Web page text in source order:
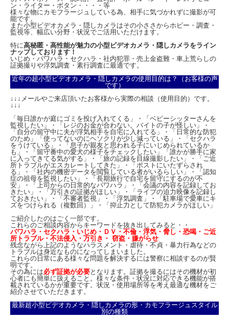
ン・ライター・ボタン・・・・等
様々な物にカモフラージュしている為、相手に気づかれずに撮影が可
能です。
また小型ビデオカメラ・隠しカメラはその小ささからホビー・調査・
監視等、幅広い分野・状況でご活用いただけます。
特に高秘匿・高性能が魅力の小型ビデオカメラ・隠しカメラをライン
ナップしております！
いじめ・パワハラ・セクハラ・社内犯罪・売上金盗難・車上荒らしの
証拠撮りや浮気調査・素行調査に最適です。
近年の超小型ビデオカメラ・隠しカメラの使用目的は？（お客様の声
です）
↓↓↓メールやご来店頂いたお客様から実際の相談（使用目的）です。
↓↓↓
「毎日誰かが庭にゴミを投げ入れてくる」・「ベビーシッターさんを
監視したい」・「レジのお金が合わない。バイトの子が怪しい」・
「自分の留守中に夫が浮気相手を自宅に入れてる」・「日常的な防犯
のため」「使ってないのにヘソクリが少し減っている」・「セクハラ
をうけている」・「息子が親友と思われる子にいじめられているか
も」・「留守番中の愛犬の様子をチェックしたい」「誰かが勝手に家
に入ってきてる気がする」・「旅の記録を目線撮影したい」・「ご近
所トラブルがエスカレートしてきた」・「ポストにいたずらされ
る」・「社内の機密データを閲覧している者がいるらしい」・「認知
症の祖母を監視したい」・「長期旅行で自宅を留守にするのが不
安」・「上司からの日常的なパワハラ」・「会議の内容を記録してお
きたい」・「万引きの証拠がほしい」・「ライブの迫力映像を記録し
ておきたい」・「不審者監視」・「浮気調査」・「駐車場で愛車にキ
ズをつけられる（複数回）」・「抑止力として防犯カメラがほしい」
ご紹介したのはごく一部です。
これらのご相談内容からキーワードを抜き出してみると・・
パワハラ・セクハラ・いじめ・ＤＶ・不倫・浮気・脅し・恐喝・ご近
所トラブル・不法侵入・万引き・ 窃盗・嫌がらせ
残念ながら上記のようなハラスメント・虐待・不貞・暴力行為などの
トラブルは身近なものになってしまいました。
これらの日常にある様々な問題を解決するには警察に相談するのが賢
明です。
その為には必ず証拠が必要となります。証拠を撮るにはその機材が初
心者にも簡単に扱えること。様々な条件・状況に対応できる機能が搭
載されているかが重要です。状況・使用場所等を考え最適な機材をご
紹介させていただきます。
最新超小型ビデオカメラ・隠しカメラの形・カモフラージュスタイル
別の種類